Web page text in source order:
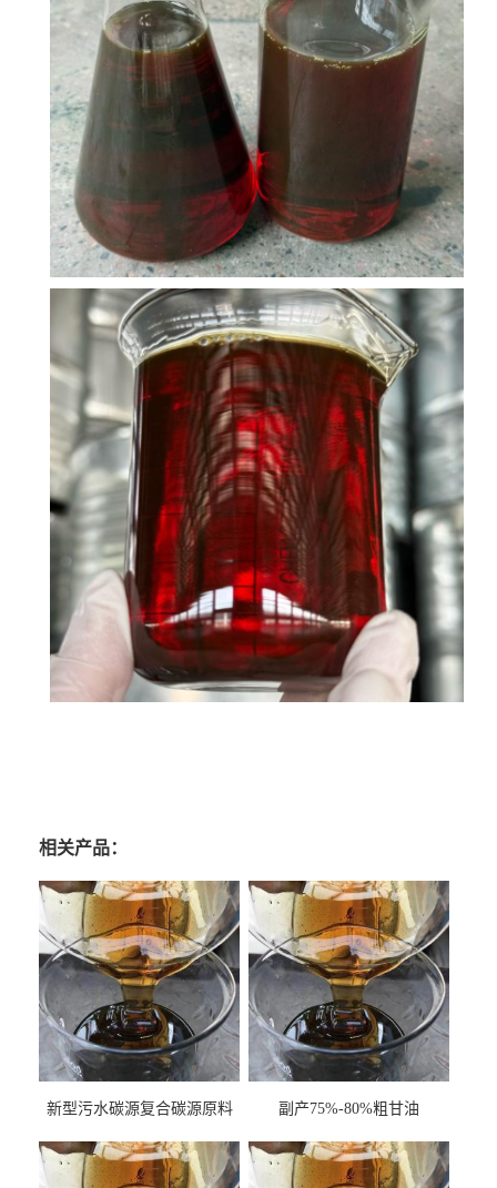
相关产品：
新型污水碳源复合碳源原料
副产75%-80%粗甘油